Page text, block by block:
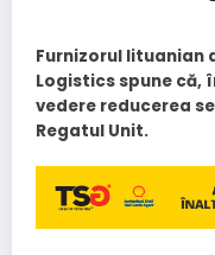
Furnizorul lituanian
Logistics spune că,
vedere reducerea
Regatul Unit.